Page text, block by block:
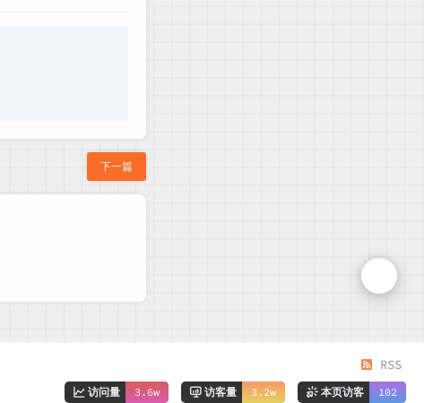
下一篇
RSS
访问量 3.6w 访客量 3.2w 本页访客 102